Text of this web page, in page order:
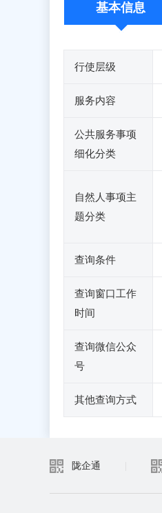
基本信息
行使层级
服务内容
公共服务事项
细化分类
自然人事项主
题分类
查询条件
查询窗口工作
时间
查询微信公众
号
其他查询方式
陇企通